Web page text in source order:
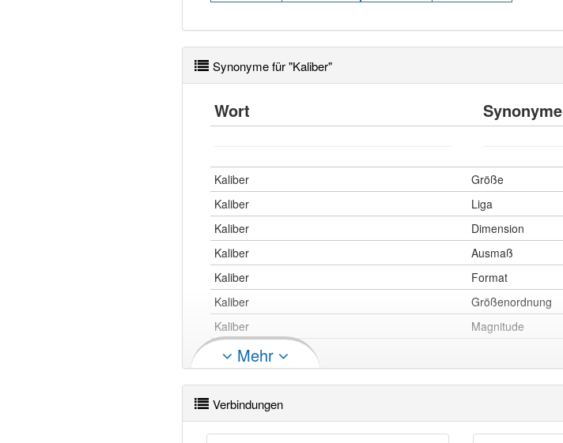
Synonyme für "Kaliber"
Wort Synonyme
Kaliber
Größe
Kaliber
Liga
Kaliber
Dimension
Kaliber
Ausmaß
Kaliber
Format
Kaliber
Größenordnung
Kaliber
Magnitude
Mehr
Verbindungen